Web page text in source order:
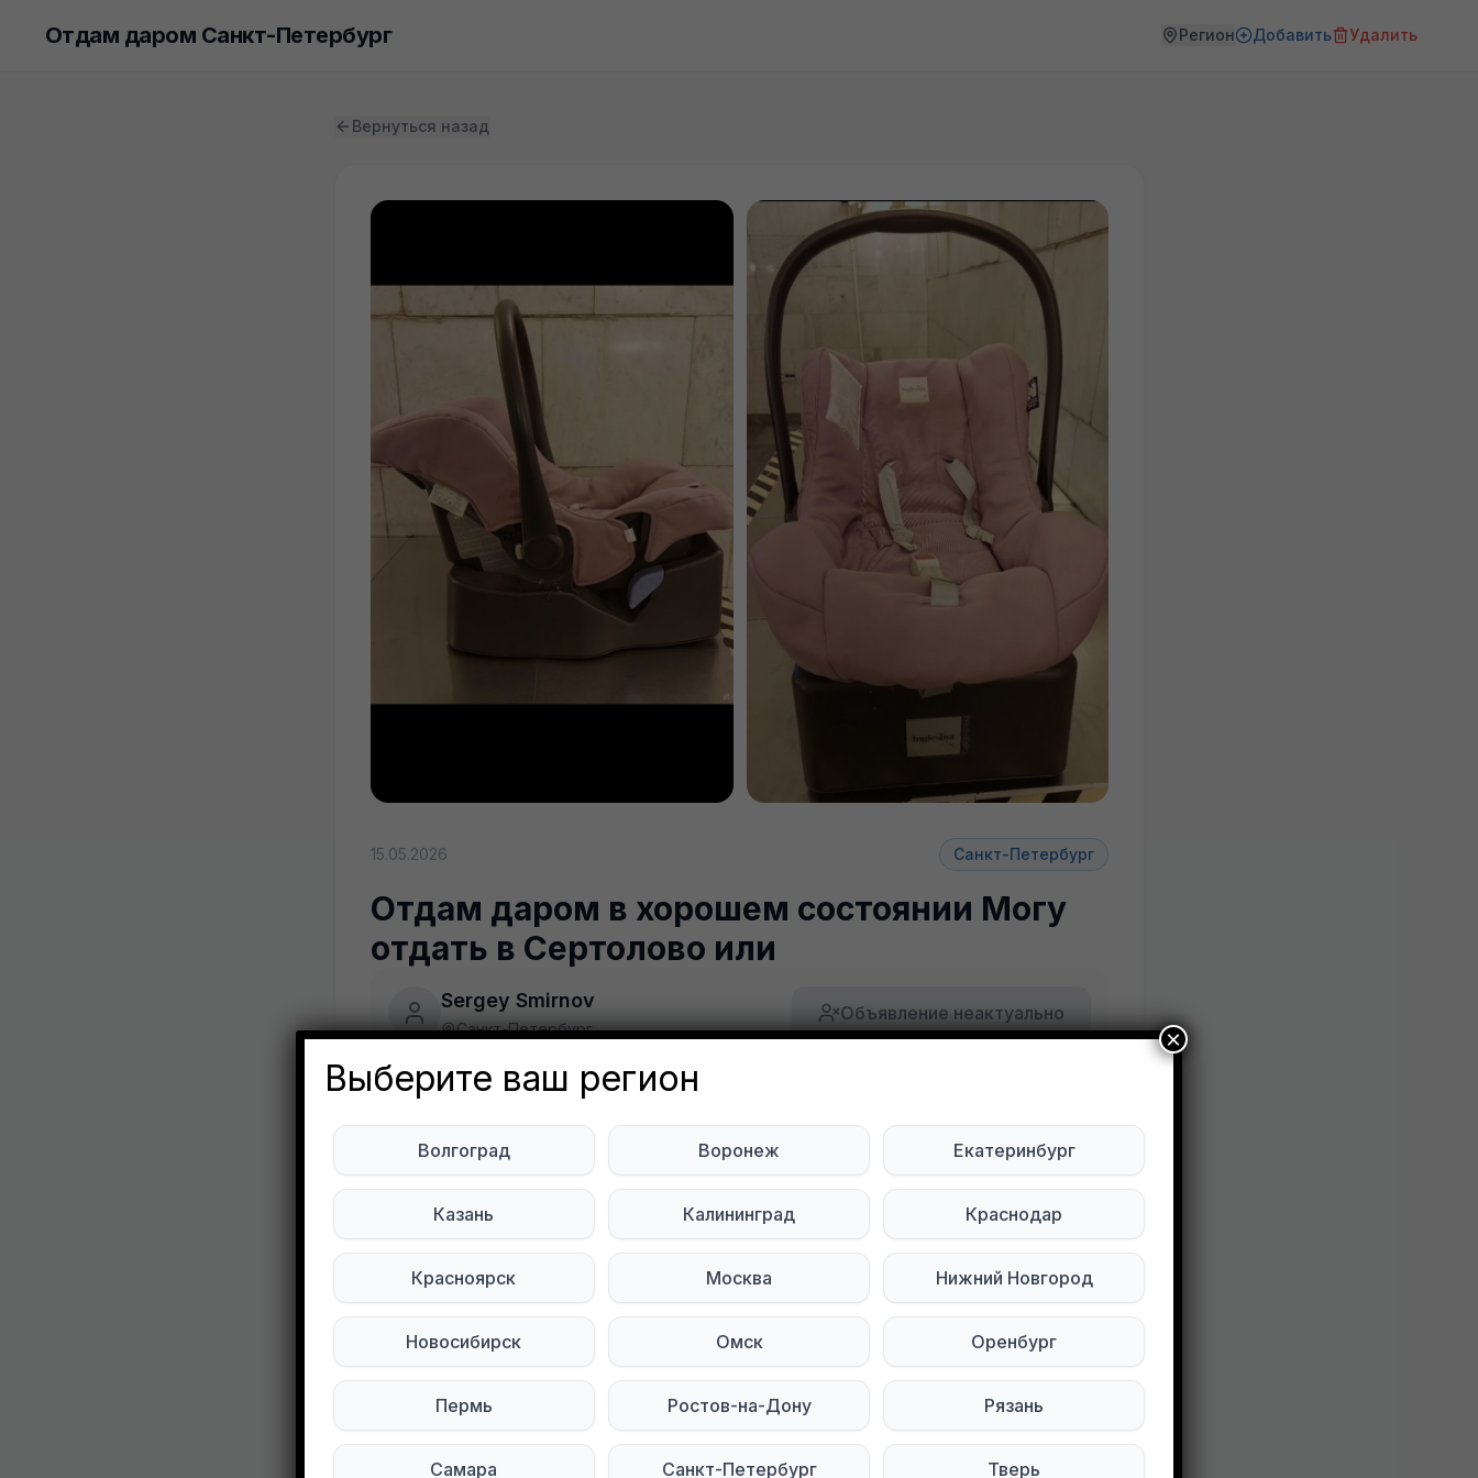
Отдам даром Санкт-Петербург Регион Добавить Удалить
Вернуться назад
15.05.2026 Санкт-Петербург
Отдам даром в хорошем состоянии Могу
отдать в Сертолово или
Sergey Smirnov
Санкт-Петербург
Объявление неактуально
Отдам даром в хорошем состоянии
Могу отдать в Сертолово или у м. Просвещения
Подписывайтесь на нас в социальных сетях:
Мы в Max Мы в Telegram Мы в ВКонтакте
Выберите ваш регион
Волгоград Воронеж Екатеринбург
Казань Калининград Краснодар
Красноярск Москва Нижний Новгород
Новосибирск Омск Оренбург
Пермь Ростов-на-Дону Рязань
Самара Санкт-Петербург Тверь
×